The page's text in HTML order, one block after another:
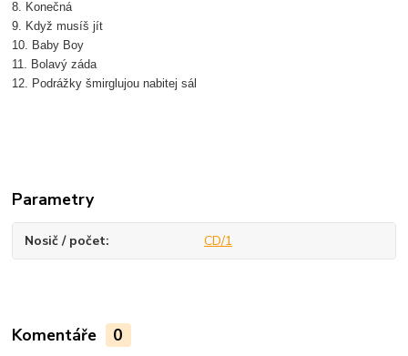
8. Konečná
9. Když musíš jít
10. Baby Boy
11. Bolavý záda
12. Podrážky šmirglujou nabitej sál
Parametry
Nosič / počet CD/1
Komentáře 0